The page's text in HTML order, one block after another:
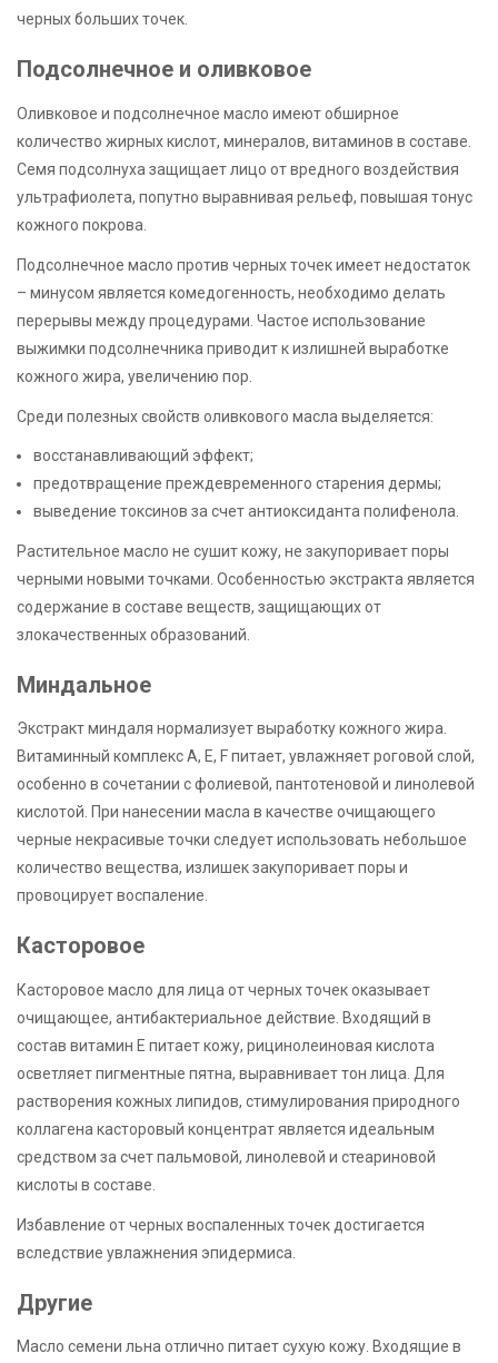
черных больших точек.
Подсолнечное и оливковое
Оливковое и подсолнечное масло имеют обширное
количество жирных кислот, минералов, витаминов в составе.
Семя подсолнуха защищает лицо от вредного воздействия
ультрафиолета, попутно выравнивая рельеф, повышая тонус
кожного покрова.
Подсолнечное масло против черных точек имеет недостаток
– минусом является комедогенность, необходимо делать
перерывы между процедурами. Частое использование
выжимки подсолнечника приводит к излишней выработке
кожного жира, увеличению пор.
Среди полезных свойств оливкового масла выделяется:
восстанавливающий эффект;
предотвращение преждевременного старения дермы;
выведение токсинов за счет антиоксиданта полифенола.
Растительное масло не сушит кожу, не закупоривает поры
черными новыми точками. Особенностью экстракта является
содержание в составе веществ, защищающих от
злокачественных образований.
Миндальное
Экстракт миндаля нормализует выработку кожного жира.
Витаминный комплекс A, E, F питает, увлажняет роговой слой,
особенно в сочетании с фолиевой, пантотеновой и линолевой
кислотой. При нанесении масла в качестве очищающего
черные некрасивые точки следует использовать небольшое
количество вещества, излишек закупоривает поры и
провоцирует воспаление.
Касторовое
Касторовое масло для лица от черных точек оказывает
очищающее, антибактериальное действие. Входящий в
состав витамин E питает кожу, рицинолеиновая кислота
осветляет пигментные пятна, выравнивает тон лица. Для
растворения кожных липидов, стимулирования природного
коллагена касторовый концентрат является идеальным
средством за счет пальмовой, линолевой и стеариновой
кислоты в составе.
Избавление от черных воспаленных точек достигается
вследствие увлажнения эпидермиса.
Другие
Масло семени льна отлично питает сухую кожу. Входящие в